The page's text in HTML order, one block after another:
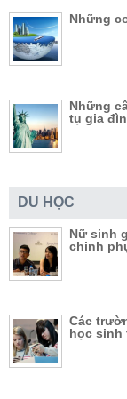
Những
Những
tụ gia
DU HỌC
Nữ sinh
chinh
Các
học sinh